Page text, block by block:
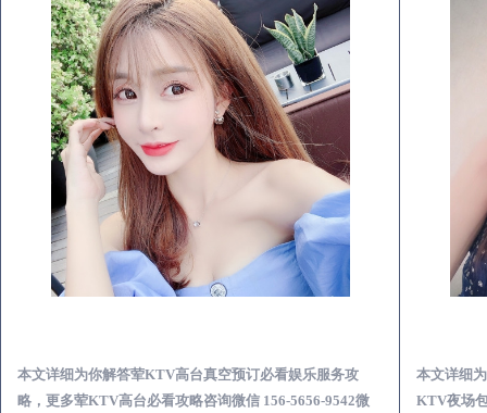
本文详细为你解答荤KTV高台真空预订必看娱乐服务攻
略，更多荤KTV高台必看攻略咨询微信 156-5656-9542微
本文详细
KTV夜场